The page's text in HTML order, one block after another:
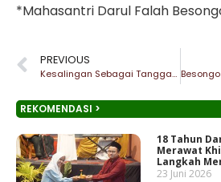
*Mahasantri Darul Falah
PREVIOUS
Kesalingan Sebagai Tangga Menuju Keharmonisan
REKOMENDASI >
18 Tahun
Merawat
Langkah
23 Juni 2026